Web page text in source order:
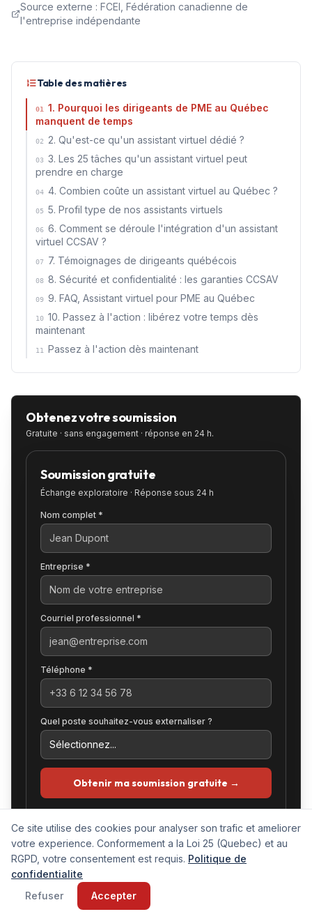
Source externe : FCEI, Fédération canadienne de
l'entreprise indépendante
Table des matières
01
1. Pourquoi les dirigeants de PME au Québec
manquent de temps
02 2. Qu'est-ce qu'un assistant virtuel dédié ?
03
3. Les 25 tâches qu'un assistant virtuel peut
prendre en charge
04 4. Combien coûte un assistant virtuel au Québec ?
05 5. Profil type de nos assistants virtuels
06 6. Comment se déroule l'intégration d'un assistant
virtuel CCSAV ?
07 7. Témoignages de dirigeants québécois
08 8. Sécurité et confidentialité : les garanties CCSAV
09 9. FAQ, Assistant virtuel pour PME au Québec
10 10. Passez à l'action : libérez votre temps dès
maintenant
11 Passez à l'action dès maintenant
Obtenez votre soumission
Gratuite · sans engagement · réponse en 24 h.
Soumission gratuite
Échange exploratoire · Réponse sous 24 h
Nom complet *
Entreprise *
Courriel professionnel *
Téléphone *
Quel poste souhaitez-vous externaliser ?
Obtenir ma soumission gratuite →
Vos données sont protégées. Conformité RGPD, PIPEDA et Loi 25.
Ou prendre rendez-vous
Ce site utilise des cookies pour analyser son trafic et ameliorer
votre experience. Conformement a la Loi 25 (Quebec) et au
RGPD, votre consentement est requis. Politique de
confidentialite
Refuser
Accepter